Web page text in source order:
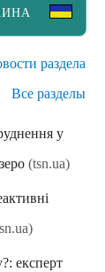
раздела
Все разделы
у
(tsn.ua)
експерт